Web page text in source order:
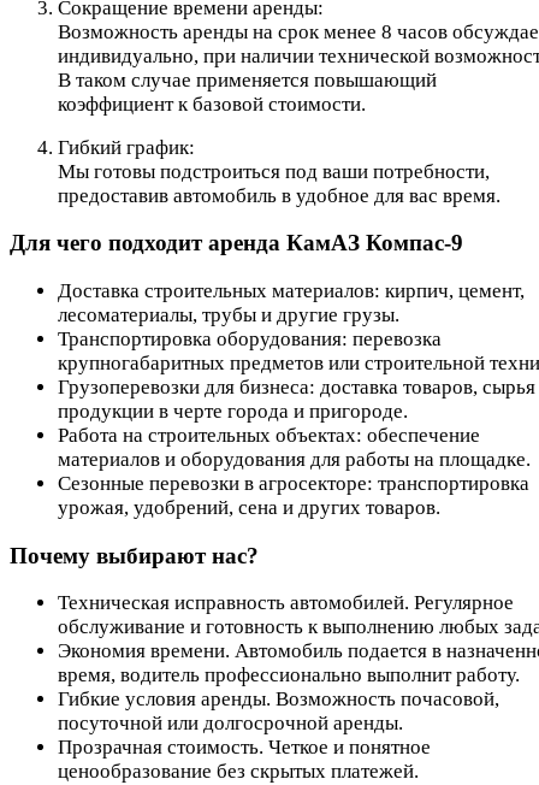
Сокращение времени аренды:
Возможность аренды на срок менее 8 часов
индивидуально, при наличии технической
В таком случае применяется повышающий
коэффициент к базовой стоимости.
Гибкий график:
Мы готовы подстроиться под ваши потребности,
предоставив автомобиль в удобное для вас время.
Для чего подходит аренда КамАЗ Компас-9
Доставка строительных материалов: кирпич, цемент,
лесоматериалы, трубы и другие грузы.
Транспортировка оборудования: перевозка
крупногабаритных предметов или строительной
Грузоперевозки для бизнеса: доставка товаров,
продукции в черте города и пригороде.
Работа на строительных объектах: обеспечение
материалов и оборудования для работы на площадке.
Сезонные перевозки в агросекторе: транспортировка
урожая, удобрений, сена и других товаров.
Почему выбирают нас?
Техническая исправность автомобилей. Регулярное
обслуживание и готовность к выполнению любых
Экономия времени. Автомобиль подается в
время, водитель профессионально выполнит работу.
Гибкие условия аренды. Возможность почасовой,
посуточной или долгосрочной аренды.
Прозрачная стоимость. Четкое и понятное
ценообразование без скрытых платежей.